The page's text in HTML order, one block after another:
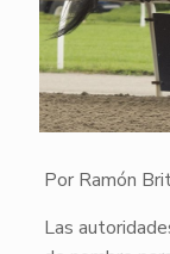
Por Ramón
Las